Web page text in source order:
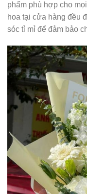
phẩm phù hợp cho
hoa tại cửa hàng đều
sóc tỉ mỉ để đảm bảo